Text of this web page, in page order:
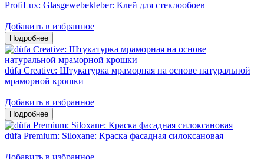
ProfiLux: Glasgewebekleber: Клей для стеклообоев
Добавить в избранное
düfa Creative: Штукатурка мраморная на основе натуральной
мраморной крошки
Добавить в избранное
düfa Premium: Siloxane: Краска фасадная силоксановая
Добавить в избранное